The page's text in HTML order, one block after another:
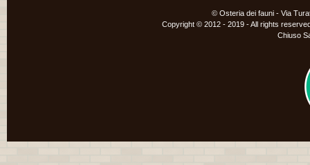
© Osteria dei fauni - Via
Copyright © 2012 - 2019 - All rights
Chiuso